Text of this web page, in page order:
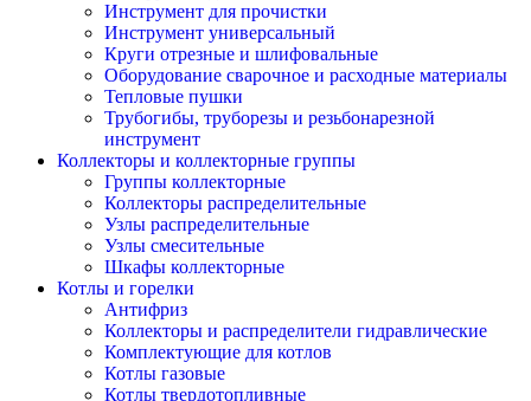
Инструмент для прочистки
Инструмент универсальный
Круги отрезные и шлифовальные
Оборудование сварочное и расходные материалы
Тепловые пушки
Трубогибы, труборезы и резьбонарезной
инструмент
Коллекторы и коллекторные группы
Группы коллекторные
Коллекторы распределительные
Узлы распределительные
Узлы смесительные
Шкафы коллекторные
Котлы и горелки
Антифриз
Коллекторы и распределители гидравлические
Комплектующие для котлов
Котлы газовые
Котлы твердотопливные